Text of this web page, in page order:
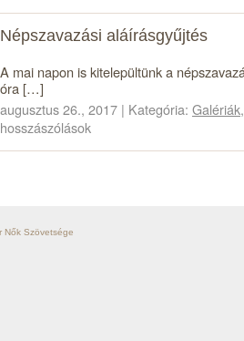
Népszavazási aláírásgyűjtés
A mai napon is kitelepültünk a
óra […]
augusztus 26., 2017 | Kategória: Galériák
hosszászólások
Nők Szövetsége